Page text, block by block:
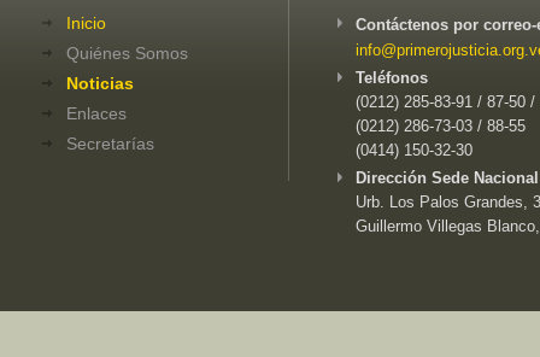
Inicio
Quiénes Somos
Noticias
Enlaces
Secretarías
Contáctenos por
Teléfonos
(0212) 285-83-91 / 87-50 /
(0212) 286-73-03 / 88-55
(0414) 150-32-30
Dirección Sede
Urb. Los Palos Grandes,
Guillermo Villegas